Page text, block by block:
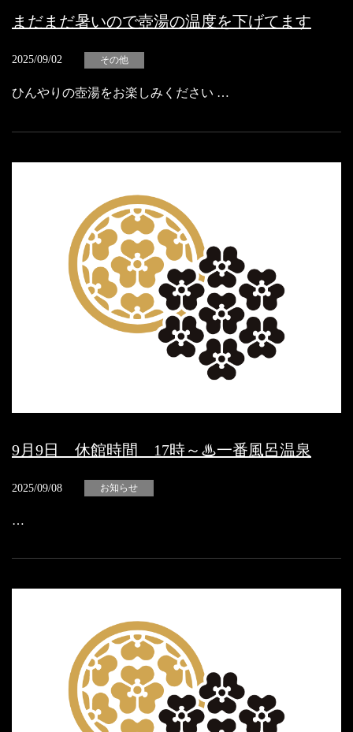
まだまだ暑いので壺湯の温度を下げてます
2025/09/02 その他
ひんやりの壺湯をお楽しみください …
9月9日 休館時間 17時～♨一番風呂温泉
2025/09/08 お知らせ
…